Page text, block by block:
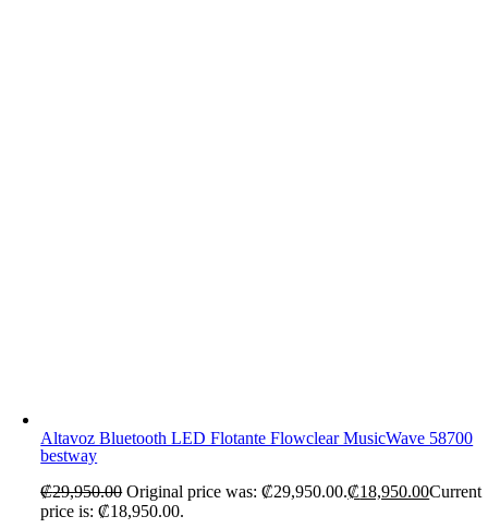
Altavoz Bluetooth LED Flotante Flowclear MusicWave 58700
bestway
₡29,950.00 Original price was: ₡29,950.00.₡18,950.00Current
price is: ₡18,950.00.